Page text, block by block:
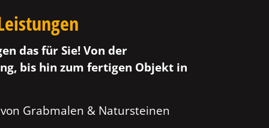
das für Sie! Von der
bis hin zum fertigen Objekt in
Grabmalen & Natursteinen